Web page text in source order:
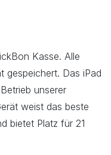
Kasse. Alle
gespeichert. Das iPad
unserer
weist das beste
bietet Platz für 21